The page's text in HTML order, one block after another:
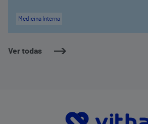
Ver todas
Medicina Interna